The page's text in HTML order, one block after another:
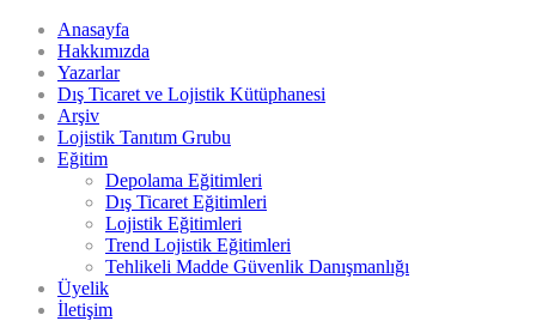
Anasayfa
Hakkımızda
Yazarlar
Dış Ticaret ve Lojistik Kütüphanesi
Arşiv
Lojistik Tanıtım Grubu
Eğitim
Depolama Eğitimleri
Dış Ticaret Eğitimleri
Lojistik Eğitimleri
Trend Lojistik Eğitimleri
Tehlikeli Madde Güvenlik Danışmanlığı
Üyelik
İletişim